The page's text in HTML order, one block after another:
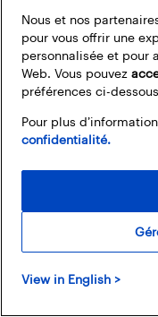
Footer
À propos du blogue
trouver de super
rejoindre la discussion
Partagez vos trucs et
les impressions des
disponibles chez Best
Nous et nos
pour vous offrir une
personnalisée et pour
Web. Vous pouvez
préférences ci-
Pour plus
View in English >
confidentialité.